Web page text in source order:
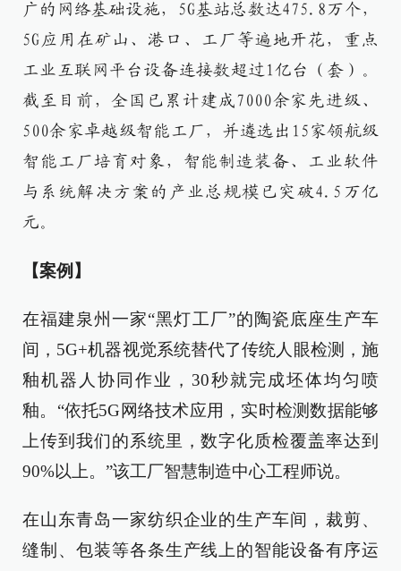
广的网络基础设施，5G基站总数达475.8万个，
5G应用在矿山、港口、工厂等遍地开花，重点
工业互联网平台设备连接数超过1亿台（套）。
截至目前，全国已累计建成7000余家先进级、
500余家卓越级智能工厂，并遴选出15家领航级
智能工厂培育对象，智能制造装备、工业软件
与系统解决方案的产业总规模已突破4.5万亿
元。
【案例】
在福建泉州一家“黑灯工厂”的陶瓷底座生产车
间，5G+机器视觉系统替代了传统人眼检测，施
釉机器人协同作业，30秒就完成坯体均匀喷
釉。“依托5G网络技术应用，实时检测数据能够
上传到我们的系统里，数字化质检覆盖率达到
90%以上。”该工厂智慧制造中心工程师说。
在山东青岛一家纺织企业的生产车间，裁剪、
缝制、包装等各条生产线上的智能设备有序运